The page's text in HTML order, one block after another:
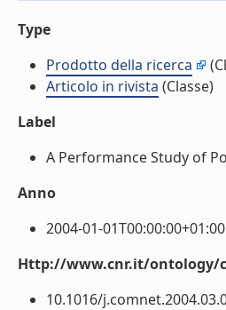
Type
Prodotto della ricerca
Articolo in rivista (Classe)
Label
A Performance Study of
Anno
2004-01-
Http://www.cnr.it/ontology/
10.1016/